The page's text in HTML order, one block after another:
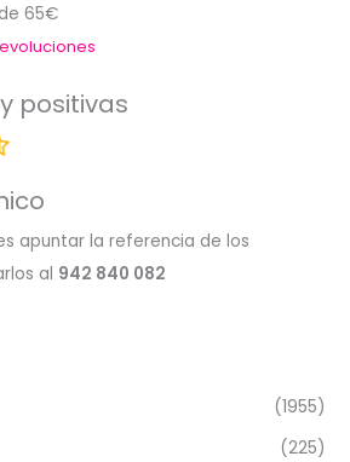
65€
positivas
apuntar la referencia de los
al 942 840 082
(1955)
(225)